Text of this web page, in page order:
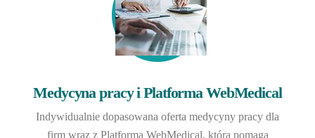
Medycyna pracy i Platforma WebMedical
Indywidualnie dopasowana oferta medycyny pracy dla
firm wraz z Platformą WebMedical, która pomaga